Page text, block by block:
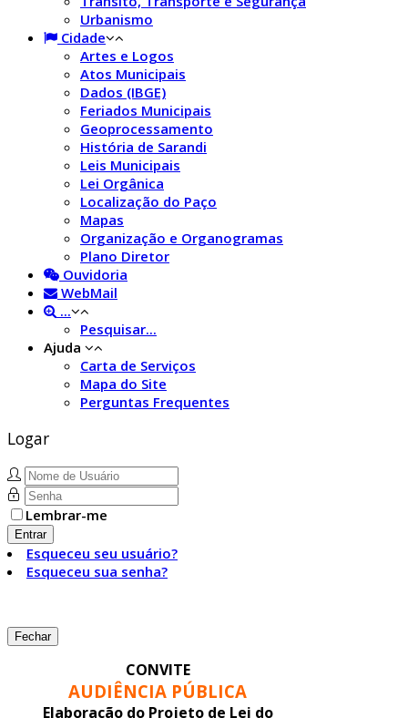
Urbanismo
Cidade
Artes e Logos
Atos Municipais
Dados (IBGE)
Feriados Municipais
Geoprocessamento
História de Sarandi
Leis Municipais
Lei Orgânica
Localização do Paço
Mapas
Organização e Organogramas
Plano Diretor
Ouvidoria
WebMail
...
Pesquisar...
Ajuda
Carta de Serviços
Mapa do Site
Perguntas Frequentes
Logar
Lembrar-me
Entrar
Esqueceu seu usuário?
Esqueceu sua senha?
Fechar
CONVITE
AUDIÊNCIA PÚBLICA
Elaboração do Projeto de Lei do